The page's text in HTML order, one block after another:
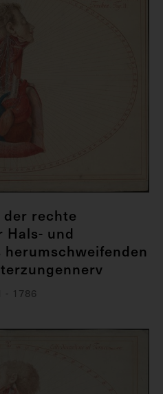
der rechte
Hals- und
- 1786